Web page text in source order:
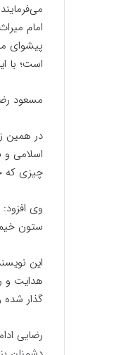
امام
پیشوای
است؛ با
مسعود
در همین
چیزی که
وی
ستون
این
هدایت و
گذار شده